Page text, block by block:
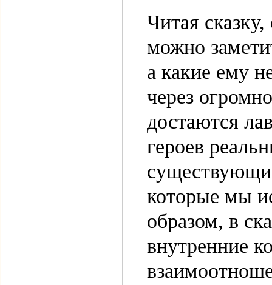
Читая
можно
а какие ему
через
достаются
героев
которые мы
образом, в
внутренние